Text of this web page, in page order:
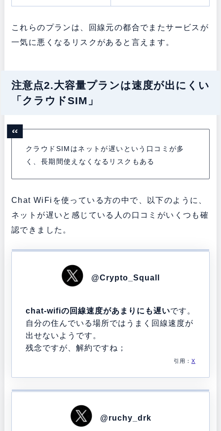
これらのプランは、回線元の都合でまたサービスが
一気に悪くなるリスクがあると言えます。
注意点2.大容量プランは速度が出にくい
「クラウドSIM」
クラウドSIMはネットが遅いという口コミが多
く、長期間使えなくなるリスクもある
Chat WiFiを使っている方の中で、以下のように、
ネットが遅いと感じている人の口コミがいくつも確
認できました。
@Crypto_Squall
chat-wifiの回線速度があまりにも遅いです。
自分の住んでいる場所ではうまく回線速度が
出せないようです。
残念ですが、解約ですね；
引用：X
@ruchy_drk